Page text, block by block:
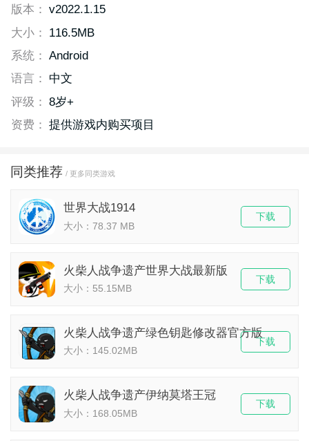
版本： v2022.1.15
大小：
116.5MB
系统： Android
语言：
中文
评级： 8岁+
资费： 提供游戏内购买项目
同类推荐 / 更多同类游戏
世界大战1914
大小：78.37 MB
下载
火柴人战争遗产世界大战最新版
大小：55.15MB
下载
火柴人战争遗产绿色钥匙修改器官方版
大小：145.02MB
下载
火柴人战争遗产伊纳莫塔王冠
大小：168.05MB
下载